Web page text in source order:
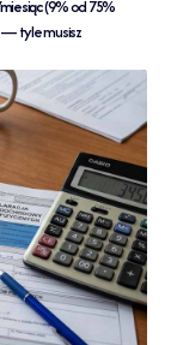
(9% od 75%
tyle musisz